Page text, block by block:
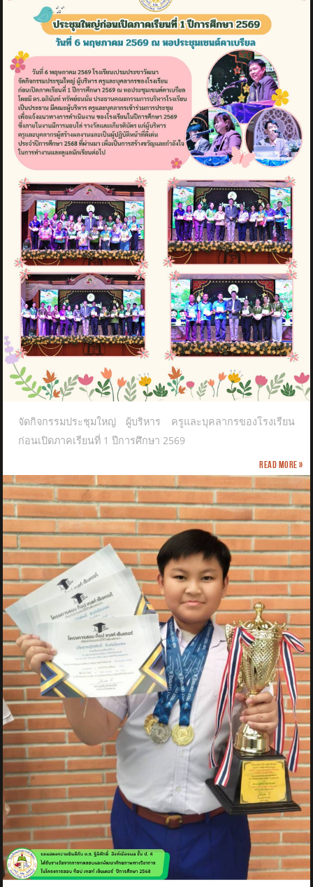
จัดกิจกรรมประชุมใหญ่ ผู้บริหาร ครูและบุคลากรของโรงเรียน
ก่อนเปิดภาคเรียนที่ 1 ปีการศึกษา 2569
Read more »